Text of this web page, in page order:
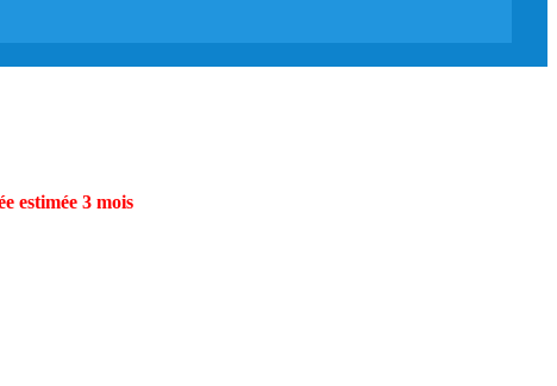
estimée 3 mois